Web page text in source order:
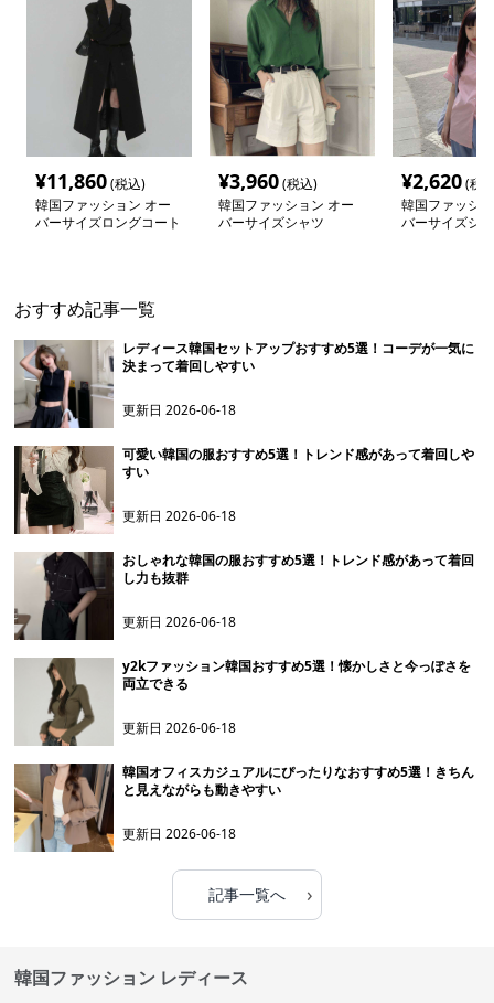
¥11,860(税込)
韓国ファッション オー
バーサイズロングコート
¥3,960(税込)
韓国ファッション オー
バーサイズシャツ
¥2,620(税
韓国ファッシ
バーサイズシ
おすすめ記事一覧
レディース韓国セットアップおすすめ5選！コーデが一気に
決まって着回しやすい
更新日2026-06-18
可愛い韓国の服おすすめ5選！トレンド感があって着回しや
すい
更新日2026-06-18
おしゃれな韓国の服おすすめ5選！トレンド感があって着回
し力も抜群
更新日2026-06-18
y2kファッション韓国おすすめ5選！懐かしさと今っぽさを
両立できる
更新日2026-06-18
韓国オフィスカジュアルにぴったりなおすすめ5選！きちん
と見えながらも動きやすい
更新日2026-06-18
記事一覧へ ›
韓国ファッション レディース